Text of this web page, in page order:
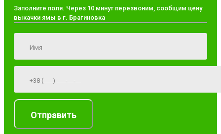
Заполните поля. Через 10 минут перезвоним, сообщим цену
выкачки ямы в г. Брагиновка